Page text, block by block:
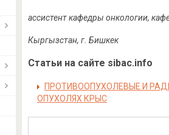
ассистент кафедры онкологии,
Кыргызстан, г. Бишкек
Статьи на сайте sibac.info
ПРОТИВООПУХОЛЕВЫЕ И
ОПУХОЛЯХ КРЫС